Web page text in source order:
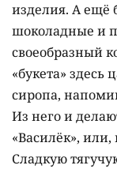
изделия. А ещё
шоколадные и
своеобразный
«букета» здесь
сиропа,
Из него и
«Василёк», или,
Сладкую